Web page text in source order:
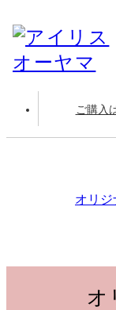
ご購入
オリジ
オ